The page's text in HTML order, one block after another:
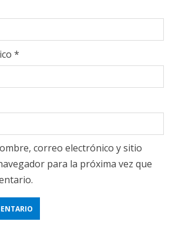
*
correo electrónico y sitio
para la próxima vez que